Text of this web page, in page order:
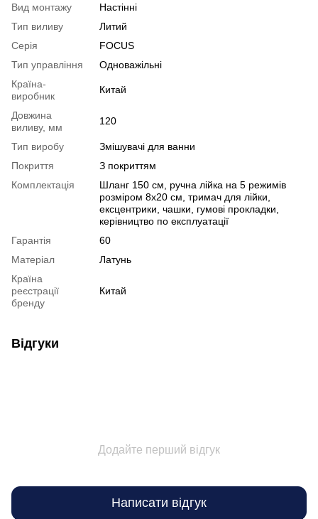
Вид монтажу
Настінні
Тип виливу
Литий
Серія
FOCUS
Тип управління
Одноважільні
Країна-
виробник
Китай
Довжина
виливу, мм
120
Тип виробу
Змішувачі для ванни
Покриття
З покриттям
Комплектація
Шланг 150 см, ручна лійка на 5 режимів
розміром 8х20 см, тримач для лійки,
ексцентрики, чашки, гумові прокладки,
керівництво по експлуатації
Гарантія
60
Матеріал
Латунь
Країна
реєстрації
бренду
Китай
Відгуки
Додайте перший відгук
Написати відгук